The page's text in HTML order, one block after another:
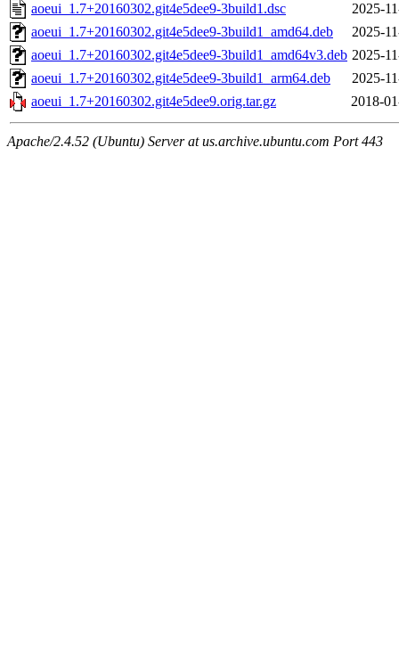
aoeui_1.7+20160302.git4e5dee9-3build1.dsc
2025-
aoeui_1.7+20160302.git4e5dee9-3build1_amd64.deb
2025-
aoeui_1.7+20160302.git4e5dee9-3build1_amd64v3.deb 2025-
aoeui_1.7+20160302.git4e5dee9-3build1_arm64.deb
2025-
aoeui_1.7+20160302.git4e5dee9.orig.tar.gz
2018-
Apache/2.4.52 (Ubuntu) Server at us.archive.ubuntu.com Port 443